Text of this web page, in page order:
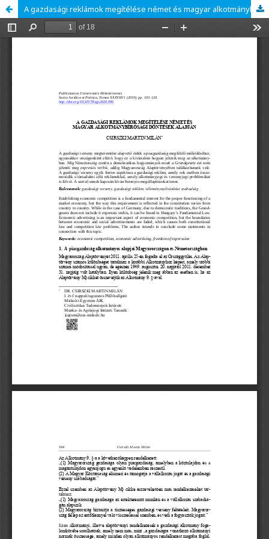
A gazdasági reklámok megítélése német és magyar alkotmánybírósági döntések alapján